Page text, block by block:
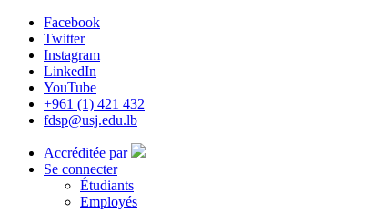
Facebook
Twitter
Instagram
LinkedIn
YouTube
+961 (1) 421 432
fdsp@usj.edu.lb
Accréditée par
Se connecter
Étudiants
Employés